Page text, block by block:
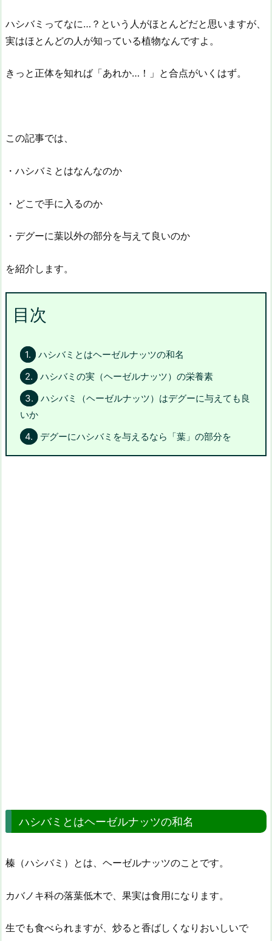
ハシバミってなに…？という人がほとんどだと思いますが、
実はほとんどの人が知っている植物なんですよ。
きっと正体を知れば「あれか…！」と合点がいくはず。
この記事では、
・ハシバミとはなんなのか
・どこで手に入るのか
・デグーに葉以外の部分を与えて良いのか
を紹介します。
目次
1.
ハシバミとはヘーゼルナッツの和名
2.
ハシバミの実（ヘーゼルナッツ）の栄養素
3.
ハシバミ（ヘーゼルナッツ）はデグーに与えても良
いか
4.
デグーにハシバミを与えるなら「葉」の部分を
ハシバミとはヘーゼルナッツの和名
榛（ハシバミ）とは、ヘーゼルナッツのことです。
カバノキ科の落葉低木で、果実は食用になります。
生でも食べられますが、炒ると香ばしくなりおいしいで